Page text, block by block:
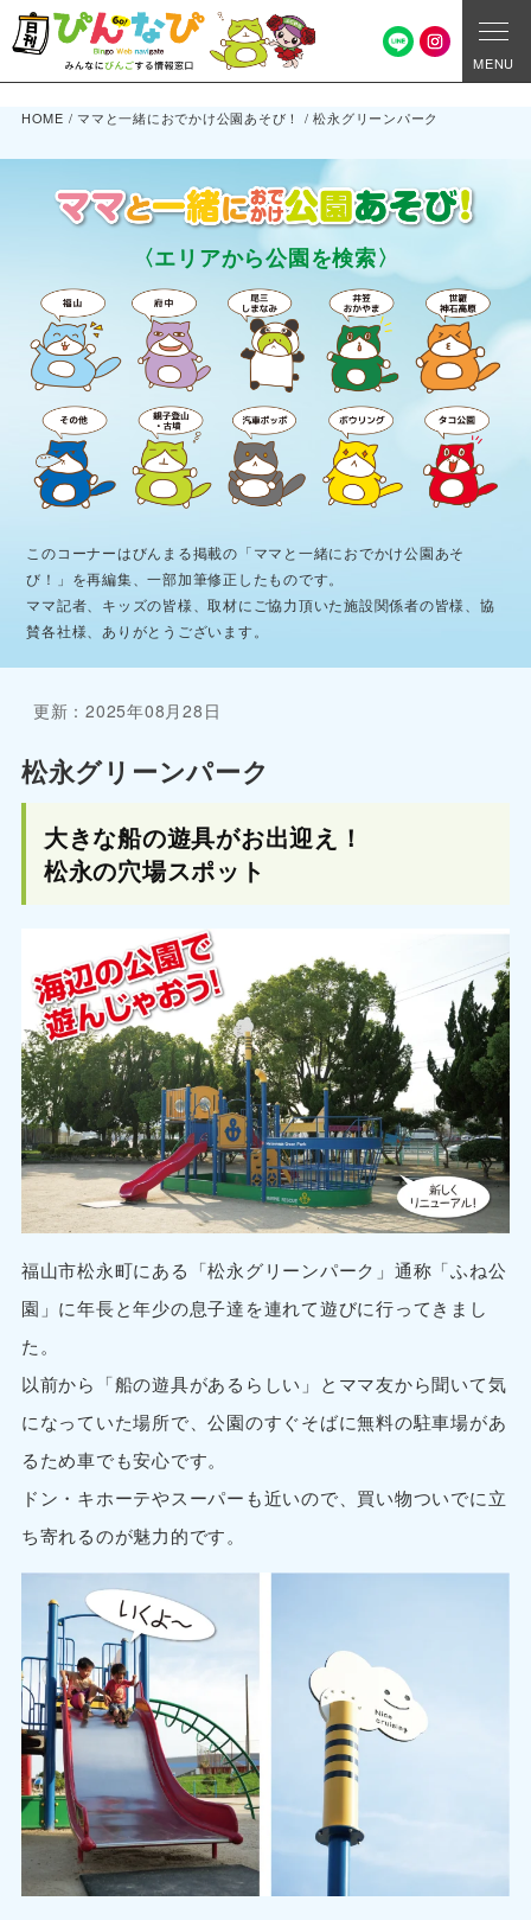
MENU
HOME / ママと一緒におでかけ公園あそび！ /松永グリーンパーク
〈エリアから公園を検索〉
このコーナーはびんまる掲載の「ママと一緒におでかけ公園あそ
び！」を再編集、一部加筆修正したものです。
ママ記者、キッズの皆様、取材にご協力頂いた施設関係者の皆様、協
賛各社様、ありがとうございます。
更新：2025年08月28日
松永グリーンパーク
大きな船の遊具がお出迎え！
松永の穴場スポット
福山市松永町にある「松永グリーンパーク」通称「ふね公
園」に年長と年少の息子達を連れて遊びに行ってきまし
た。
以前から「船の遊具があるらしい」とママ友から聞いて気
になっていた場所で、公園のすぐそばに無料の駐車場があ
るため車でも安心です。
ドン・キホーテやスーパーも近いので、買い物ついでに立
ち寄れるのが魅力的です。